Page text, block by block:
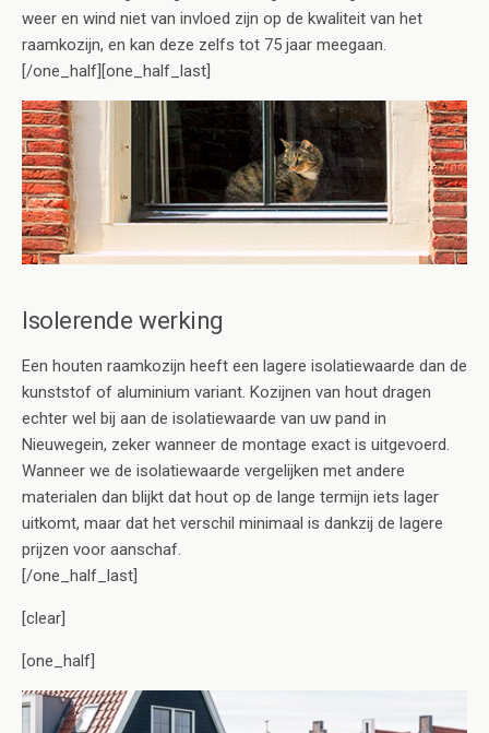
weer en wind niet van invloed zijn op de kwaliteit van het
raamkozijn, en kan deze zelfs tot 75 jaar meegaan.
[/one_half][one_half_last]
Isolerende werking
Een houten raamkozijn heeft een lagere isolatiewaarde dan de
kunststof of aluminium variant. Kozijnen van hout dragen
echter wel bij aan de isolatiewaarde van uw pand in
Nieuwegein, zeker wanneer de montage exact is uitgevoerd.
Wanneer we de isolatiewaarde vergelijken met andere
materialen dan blijkt dat hout op de lange termijn iets lager
uitkomt, maar dat het verschil minimaal is dankzij de lagere
prijzen voor aanschaf.
[/one_half_last]
[clear]
[one_half]